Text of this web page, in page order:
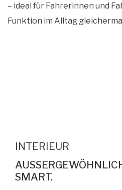
– ideal für Fahrerinnen und
Funktion im Alltag
INTERIEUR
SMART.​